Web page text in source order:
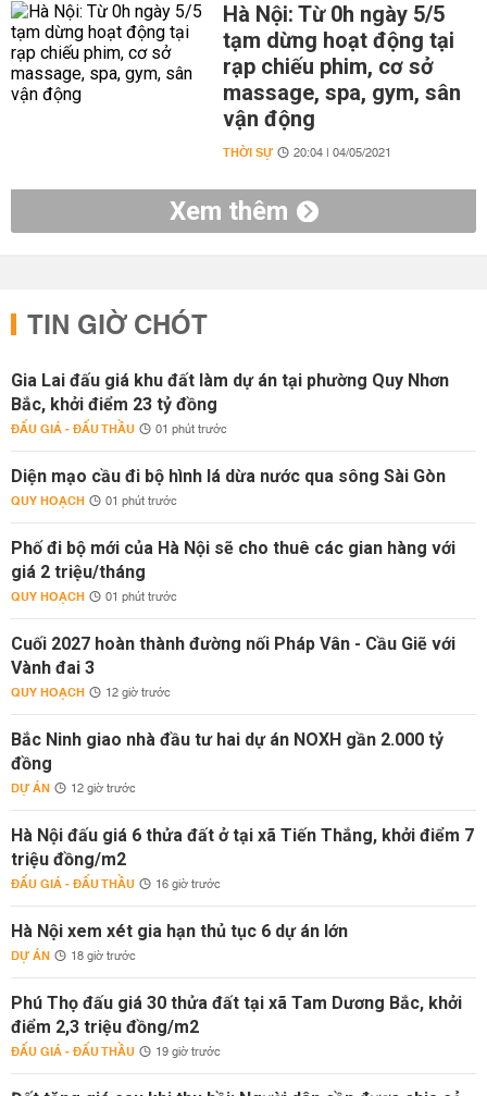
Hà Nội: Từ 0h ngày 5/5
tạm dừng hoạt động tại
rạp chiếu phim, cơ sở
massage, spa, gym, sân
vận động
THỜI SỰ 20:04 | 04/05/2021
Xem thêm
TIN GIỜ CHÓT
Gia Lai đấu giá khu đất làm dự án tại phường Quy Nhơn
Bắc, khởi điểm 23 tỷ đồng
ĐẤU GIÁ - ĐẤU THẦU 01 phút trước
Diện mạo cầu đi bộ hình lá dừa nước qua sông Sài Gòn
QUY HOẠCH 01 phút trước
Phố đi bộ mới của Hà Nội sẽ cho thuê các gian hàng với
giá 2 triệu/tháng
QUY HOẠCH 01 phút trước
Cuối 2027 hoàn thành đường nối Pháp Vân - Cầu Giẽ với
Vành đai 3
QUY HOẠCH 12 giờ trước
Bắc Ninh giao nhà đầu tư hai dự án NOXH gần 2.000 tỷ
đồng
DỰ ÁN 12 giờ trước
Hà Nội đấu giá 6 thửa đất ở tại xã Tiến Thắng, khởi điểm 7
triệu đồng/m2
ĐẤU GIÁ - ĐẤU THẦU 16 giờ trước
Hà Nội xem xét gia hạn thủ tục 6 dự án lớn
DỰ ÁN 18 giờ trước
Phú Thọ đấu giá 30 thửa đất tại xã Tam Dương Bắc, khởi
điểm 2,3 triệu đồng/m2
ĐẤU GIÁ - ĐẤU THẦU 19 giờ trước